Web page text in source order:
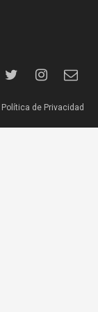
Política de Privacidad